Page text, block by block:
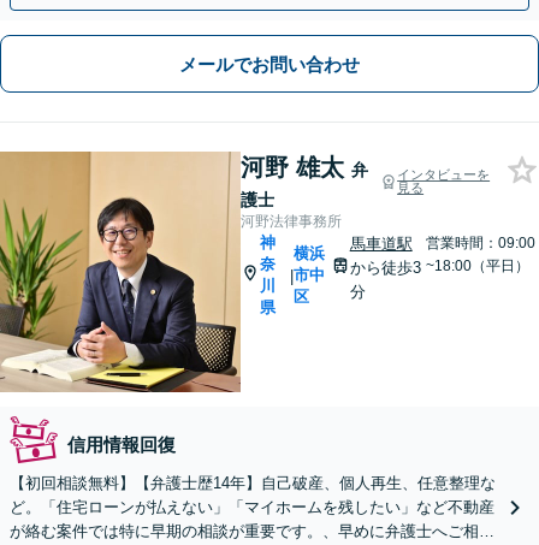
メールでお問い合わせ
河野 雄太 弁
護士
インタビューを
見る
河野法律事務所
神
奈
川
県
|
横浜
市中
区
馬車道駅
から徒歩3
分
営業時間：09:00
~18:00（平日）
信用情報回復
【初回相談無料】【弁護士歴14年】自己破産、個人再生、任意整理な
ど。「住宅ローンが払えない」「マイホームを残したい」など不動産
が絡む案件では特に早期の相談が重要です。、早めに弁護士へご相談